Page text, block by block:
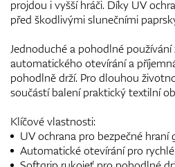
projdou i vyšší hráči. Díky UV
před škodlivými slunečními
Jednoduché a pohodlné
automatického otevírání a
pohodlně drží. Pro dlouhou
součástí balení praktický textilní
Klíčové vlastnosti:
UV ochrana pro bezpečné hraní
Automatické otevírání pro